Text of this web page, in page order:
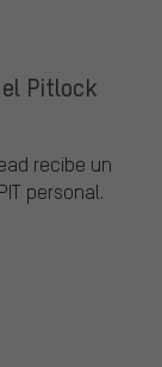
Pitlock
recibe un
personal.